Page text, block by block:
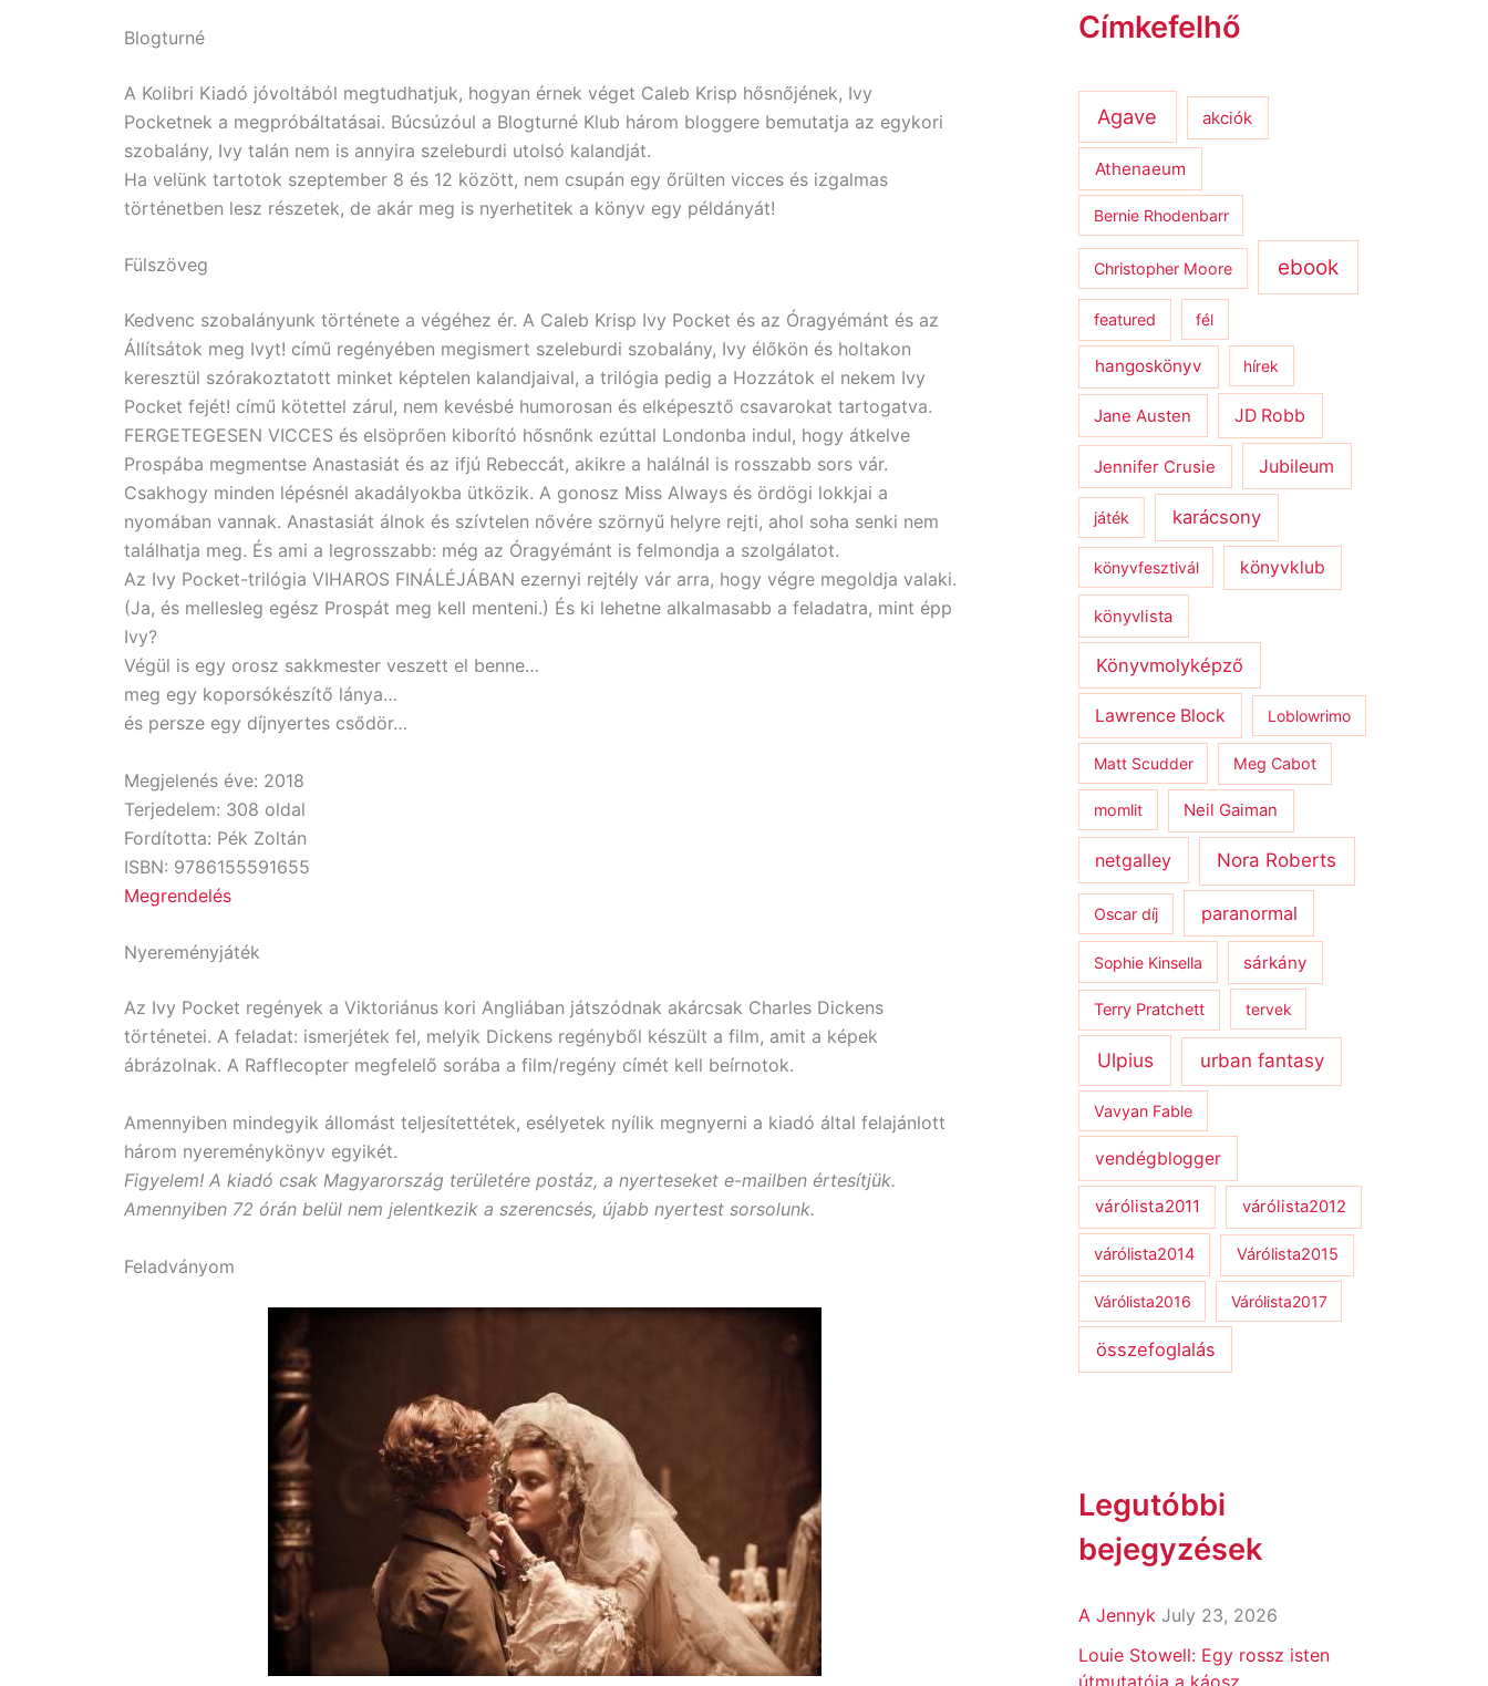
Blogturné
A Kolibri Kiadó jóvoltából megtudhatjuk, hogyan érnek véget Caleb Krisp hősnőjének, Ivy
Pocketnek a megpróbáltatásai. Búcsúzóul a Blogturné Klub három bloggere bemutatja az egykori
szobalány, Ivy talán nem is annyira szeleburdi utolsó kalandját.
Ha velünk tartotok szeptember 8 és 12 között, nem csupán egy őrülten vicces és izgalmas
történetben lesz részetek, de akár meg is nyerhetitek a könyv egy példányát!
Fülszöveg
Kedvenc szobalányunk története a végéhez ér. A Caleb Krisp Ivy Pocket és az Óragyémánt és az
Állítsátok meg Ivyt! című regényében megismert szeleburdi szobalány, Ivy élőkön és holtakon
keresztül szórakoztatott minket képtelen kalandjaival, a trilógia pedig a Hozzátok el nekem Ivy
Pocket fejét! című kötettel zárul, nem kevésbé humorosan és elképesztő csavarokat tartogatva.
FERGETEGESEN VICCES és elsöprően kiborító hősnőnk ezúttal Londonba indul, hogy átkelve
Prospába megmentse Anastasiát és az ifjú Rebeccát, akikre a halálnál is rosszabb sors vár.
Csakhogy minden lépésnél akadályokba ütközik. A gonosz Miss Always és ördögi lokkjai a
nyomában vannak. Anastasiát álnok és szívtelen nővére szörnyű helyre rejti, ahol soha senki nem
találhatja meg. És ami a legrosszabb: még az Óragyémánt is felmondja a szolgálatot.
Az Ivy Pocket-trilógia VIHAROS FINÁLÉJÁBAN ezernyi rejtély vár arra, hogy végre megoldja valaki.
(Ja, és mellesleg egész Prospát meg kell menteni.) És ki lehetne alkalmasabb a feladatra, mint épp
Ivy?
Végül is egy orosz sakkmester veszett el benne…
meg egy koporsókészítő lánya…
és persze egy díjnyertes csődör…
Megjelenés éve: 2018
Terjedelem: 308 oldal
Fordította: Pék Zoltán
ISBN: 9786155591655
Megrendelés
Nyereményjáték
Az Ivy Pocket regények a Viktoriánus kori Angliában játszódnak akárcsak Charles Dickens
történetei. A feladat: ismerjétek fel, melyik Dickens regényből készült a film, amit a képek
ábrázolnak. A Rafflecopter megfelelő sorába a film/regény címét kell beírnotok.
Amennyiben mindegyik állomást teljesítettétek, esélyetek nyílik megnyerni a kiadó által felajánlott
három nyereménykönyv egyikét.
Figyelem! A kiadó csak Magyarország területére postáz, a nyerteseket e-mailben értesítjük.
Amennyiben 72 órán belül nem jelentkezik a szerencsés, újabb nyertest sorsolunk.
Feladványom
Címkefelhő
Agave akciók
Athenaeum
Bernie Rhodenbarr
Christopher Moore ebook
featured fél
hangoskönyv hírek
Jane Austen JD Robb
Jennifer Crusie Jubileum
játék karácsony
könyvfesztivál könyvklub
könyvlista
Könyvmolyképző
Lawrence Block Loblowrimo
Matt Scudder Meg Cabot
momlit Neil Gaiman
netgalley Nora Roberts
Oscar díj paranormal
Sophie Kinsella sárkány
Terry Pratchett tervek
Ulpius urban fantasy
Vavyan Fable
vendégblogger
várólista2011 várólista2012
várólista2014 Várólista2015
Várólista2016 Várólista2017
összefoglalás
Legutóbbi
bejegyzések
A Jennyk July 23, 2026
Louie Stowell: Egy ​rossz isten